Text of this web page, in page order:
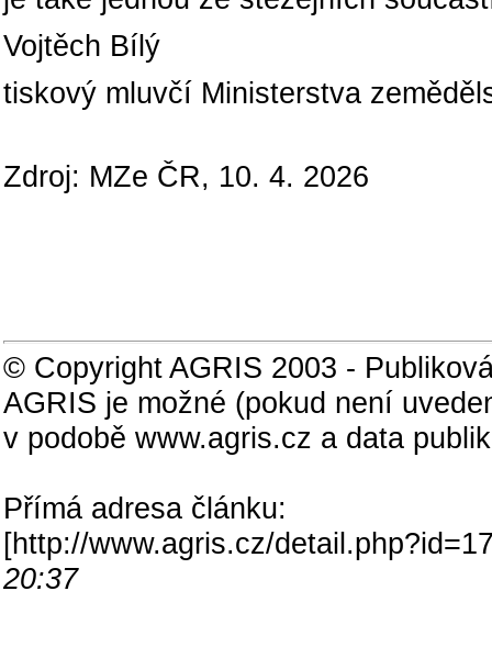
Vojtěch Bílý
tiskový mluvčí Ministerstva
Zdroj: MZe ČR, 10. 4. 2026
© Copyright AGRIS 2003 -
AGRIS je možné (pokud není
v podobě www.agris.cz a data
Přímá adresa článku:
[http://www.agris.cz/
20:37